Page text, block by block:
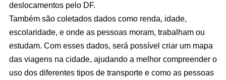
deslocamentos pelo DF.
Também são coletados dados como renda, idade,
escolaridade, e onde as pessoas moram, trabalham ou
estudam. Com esses dados, será possível criar um mapa
das viagens na cidade, ajudando a melhor compreender o
uso dos diferentes tipos de transporte e como as pessoas